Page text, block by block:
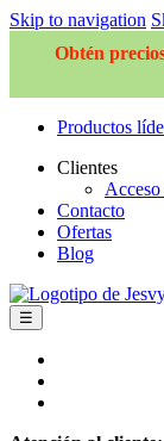
Skip to navigation
Obtén
Productos
Clientes
Contacto
Ofertas
Blog
☰